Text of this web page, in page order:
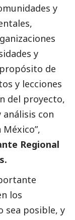
y
y
de
y lecciones
del proyecto,
análisis con
Regional
los
sea posible, y